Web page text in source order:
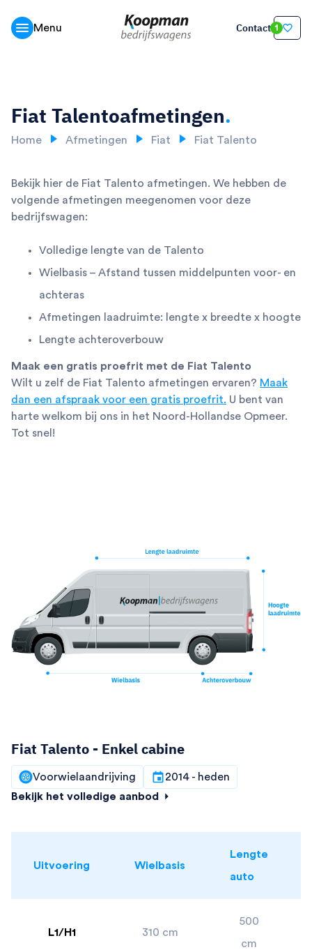
Menu Contact 1
Fiat Talentoafmetingen.
Home Afmetingen Fiat Fiat Talento
Bekijk hier de Fiat Talento afmetingen. We hebben de
volgende afmetingen meegenomen voor deze
bedrijfswagen:
Volledige lengte van de Talento
Wielbasis – Afstand tussen middelpunten voor- en
achteras
Afmetingen laadruimte: lengte x breedte x hoogte
Lengte achteroverbouw
Maak een gratis proefrit met de Fiat Talento
Wilt u zelf de Fiat Talento afmetingen ervaren? Maak
dan een afspraak voor een gratis proefrit. U bent van
harte welkom bij ons in het Noord-Hollandse Opmeer.
Tot snel!
Fiat Talento - Enkel cabine
Voorwielaandrijving
2014 - heden
Bekijk het volledige aanbod
Uitvoering Wielbasis
Lengte
auto
L1/H1 310 cm
500
cm